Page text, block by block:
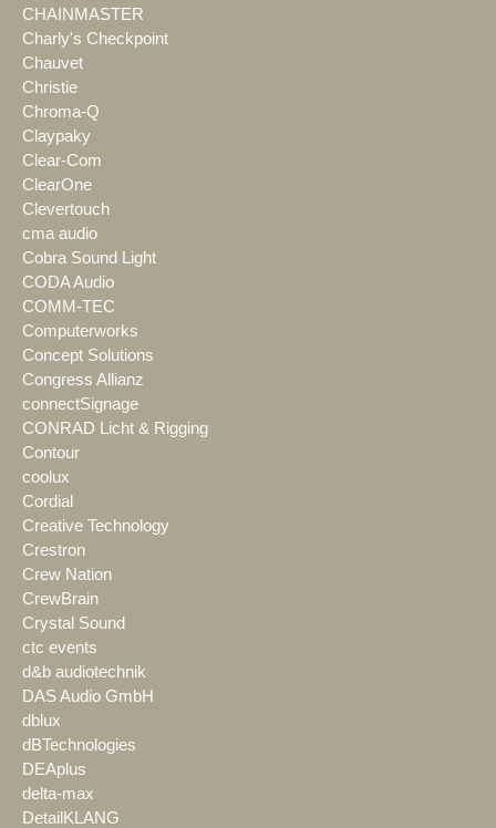
CHAINMASTER
Charly's Checkpoint
Chauvet
Christie
Chroma-Q
Claypaky
Clear-Com
ClearOne
Clevertouch
cma audio
Cobra Sound Light
CODA Audio
COMM-TEC
Computerworks
Concept Solutions
Congress Allianz
connectSignage
CONRAD Licht & Rigging
Contour
coolux
Cordial
Creative Technology
Crestron
Crew Nation
CrewBrain
Crystal Sound
ctc events
d&b audiotechnik
DAS Audio GmbH
dblux
dBTechnologies
DEAplus
delta-max
DetailKLANG